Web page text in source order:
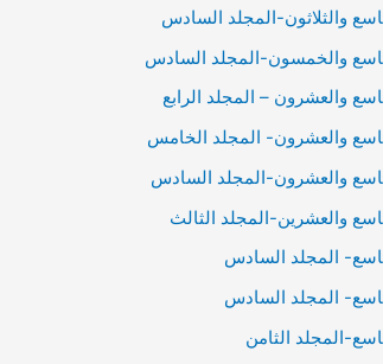
والثلاثون-المجلد السادس
والخمسون-المجلد السادس
والعشرون – المجلد الرابع
والعشرون- المجلد الخامس
والعشرون-المجلد السادس
والعشرين-المجلد الثالث
المجلد السادس
المجلد السادس
المجلد الثامن